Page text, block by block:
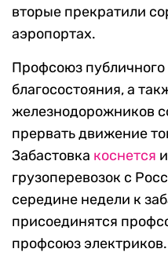
вторые прекратили
аэропортах.
Профсоюз
благосостояния, а
железнодорожников
прервать движение
Забастовка коснется
грузоперевозок с
середине недели к
присоединятся
профсоюз электриков.